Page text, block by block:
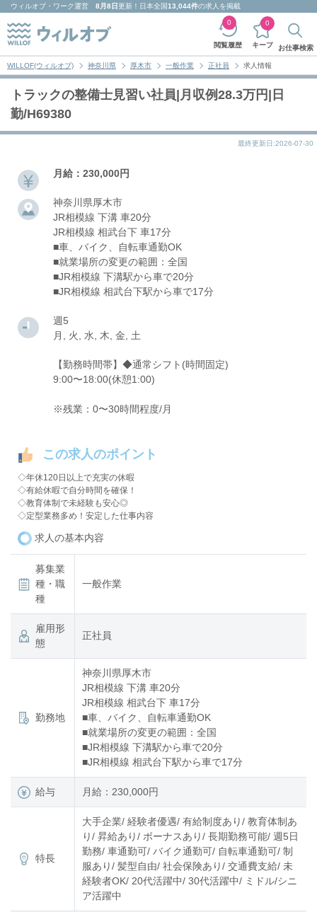
ウィルオブ・ワーク運営 8月8日更新！日本全国13,044件の求人を掲載
閲覧履歴
0
キープ
0
お仕事検索
WILLOF(ウィルオブ) 神奈川県 厚木市 一般作業 正社員 求人情報
トラックの整備士見習い社員|月収例28.3万円|日
勤/H69380
最終更新日:2026-07-30
月給：230,000円
神奈川県厚木市
JR相模線 下溝 車20分
JR相模線 相武台下 車17分
■車、バイク、自転車通勤OK
■就業場所の変更の範囲：全国
■JR相模線 下溝駅から車で20分
■JR相模線 相武台下駅から車で17分
週5
月, 火, 水, 木, 金, 土
【勤務時間帯】◆通常シフト(時間固定)
9:00〜18:00(休憩1:00)
※残業：0〜30時間程度/月
この求人のポイント
◇年休120日以上で充実の休暇
◇有給休暇で自分時間を確保！
◇教育体制で未経験も安心◎
◇定型業務多め！安定した仕事内容
求人の基本内容
募集業
種・職
種
一般作業
雇用形
態
正社員
勤務地
神奈川県厚木市
JR相模線 下溝 車20分
JR相模線 相武台下 車17分
■車、バイク、自転車通勤OK
■就業場所の変更の範囲：全国
■JR相模線 下溝駅から車で20分
■JR相模線 相武台下駅から車で17分
給与 月給：230,000円
特長
大手企業/ 経験者優遇/ 有給制度あり/ 教育体制あ
り/ 昇給あり/ ボーナスあり/ 長期勤務可能/ 週5日
勤務/ 車通勤可/ バイク通勤可/ 自転車通勤可/ 制
服あり/ 髪型自由/ 社会保険あり/ 交通費支給/ 未
経験者OK/ 20代活躍中/ 30代活躍中/ ミドル/シニ
ア活躍中